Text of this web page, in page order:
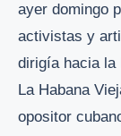
ayer domingo
activistas y
dirigía hacia la
La Habana
opositor